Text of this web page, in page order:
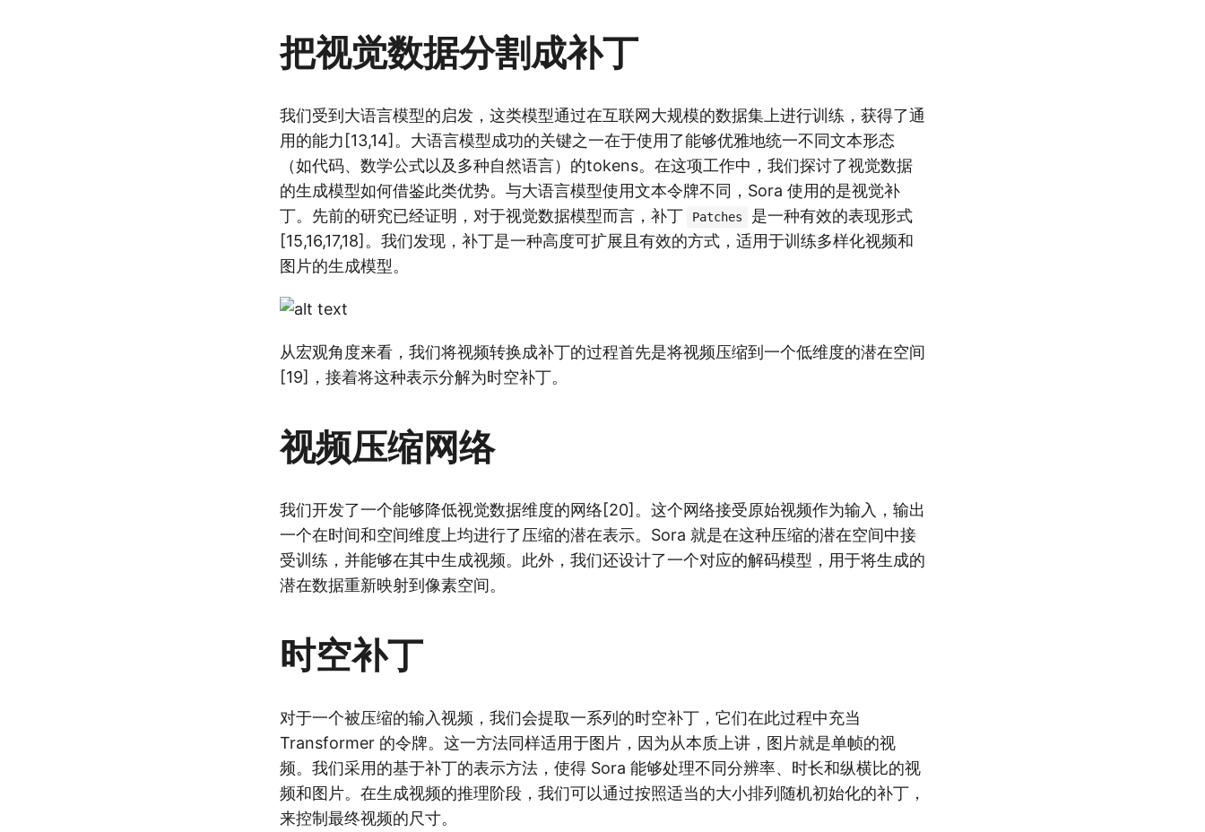
把视觉数据分割成补丁
我们受到大语言模型的启发，这类模型通过在互联网大规模的数据集上进行训练，获得了通
用的能力[13,14]。大语言模型成功的关键之一在于使用了能够优雅地统一不同文本形态
（如代码、数学公式以及多种自然语言）的tokens。在这项工作中，我们探讨了视觉数据
的生成模型如何借鉴此类优势。与大语言模型使用文本令牌不同，Sora 使用的是视觉补
丁。先前的研究已经证明，对于视觉数据模型而言，补丁
Patches
是一种有效的表现形式
[15,16,17,18]。我们发现，补丁是一种高度可扩展且有效的方式，适用于训练多样化视频和
图片的生成模型。
从宏观角度来看，我们将视频转换成补丁的过程首先是将视频压缩到一个低维度的潜在空间
[19]，接着将这种表示分解为时空补丁。
视频压缩网络
我们开发了一个能够降低视觉数据维度的网络[20]。这个网络接受原始视频作为输入，输出
一个在时间和空间维度上均进行了压缩的潜在表示。Sora 就是在这种压缩的潜在空间中接
受训练，并能够在其中生成视频。此外，我们还设计了一个对应的解码模型，用于将生成的
潜在数据重新映射到像素空间。
时空补丁
对于一个被压缩的输入视频，我们会提取一系列的时空补丁，它们在此过程中充当
Transformer 的令牌。这一方法同样适用于图片，因为从本质上讲，图片就是单帧的视
频。我们采用的基于补丁的表示方法，使得 Sora 能够处理不同分辨率、时长和纵横比的视
频和图片。在生成视频的推理阶段，我们可以通过按照适当的大小排列随机初始化的补丁，
来控制最终视频的尺寸。